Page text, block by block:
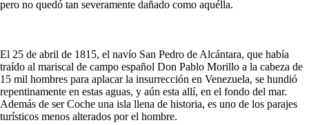
pero no quedó tan severamente dañado como aquélla.
El 25 de abril de 1815, el navío San Pedro de Alcántara, que había
traído al mariscal de campo español Don Pablo Morillo a la cabeza de
15 mil hombres para aplacar la insurrección en Venezuela, se hundió
repentinamente en estas aguas, y aún esta allí, en el fondo del mar.
Además de ser Coche una isla llena de historia, es uno de los parajes
turísticos menos alterados por el hombre.